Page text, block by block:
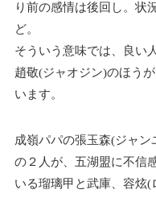
り前の感情は後回し。状
ど。
そういう意味では、良い
趙敬(ジャオジン)のほう
います。
成嶺パパの張玉森(ジャ
の２人が、五湖盟に不信
いる瑠璃甲と武庫、容炫(